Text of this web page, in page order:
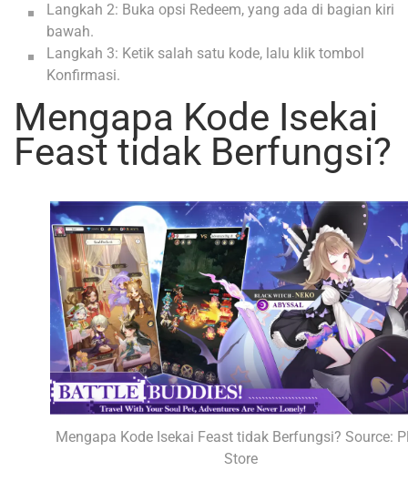
Langkah 2: Buka opsi Redeem, yang ada di bagian kiri
bawah.
Langkah 3: Ketik salah satu kode, lalu klik tombol
Konfirmasi.
Mengapa Kode Isekai
Feast tidak Berfungsi?
Mengapa Kode Isekai Feast tidak Berfungsi? Source:
Store